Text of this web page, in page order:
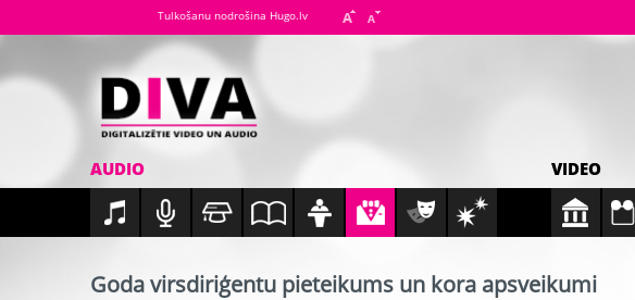
Tulkošanu nodrošina Hugo.lv
AUDIO VIDEO
Goda virsdiriģentu pieteikums un kora apsveikumi